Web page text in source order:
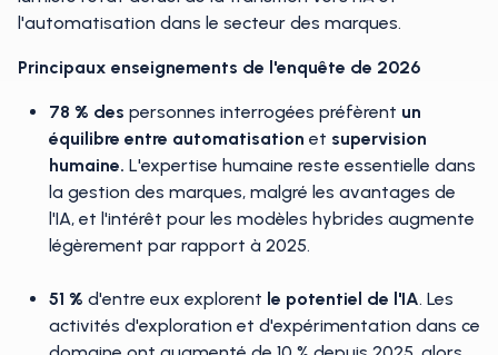
lumière l'état actuel de la transition vers l'IA et
l'automatisation dans le secteur des marques.
Principaux enseignements de l'enquête de 2026
78 % des personnes interrogées préfèrent un
équilibre entre automatisation
et
supervision
humaine.
L'expertise humaine reste essentielle dans
la gestion des marques, malgré les avantages de
l'IA, et l'intérêt pour les modèles hybrides augmente
légèrement par rapport à 2025.
51 % d'entre eux explorent le potentiel de l'IA
. Les
activités d'exploration et d'expérimentation dans ce